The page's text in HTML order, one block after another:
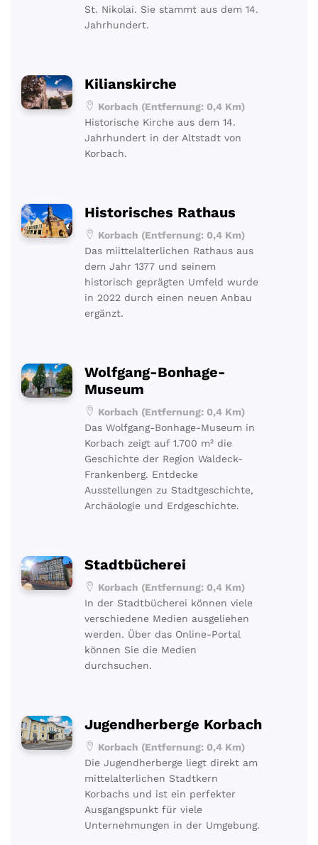
St. Nikolai. Sie stammt aus dem 14.
Jahrhundert.
Kilianskirche
Korbach (Entfernung: 0,4 Km)
Historische Kirche aus dem 14.
Jahrhundert in der Altstadt von
Korbach.
Historisches Rathaus
Korbach (Entfernung: 0,4 Km)
Das miittelalterlichen Rathaus aus
dem Jahr 1377 und seinem
historisch geprägten Umfeld wurde
in 2022 durch einen neuen Anbau
ergänzt.
Wolfgang-Bonhage-
Museum
Korbach (Entfernung: 0,4 Km)
Das Wolfgang-Bonhage-Museum in
Korbach zeigt auf 1.700 m² die
Geschichte der Region Waldeck-
Frankenberg. Entdecke
Ausstellungen zu Stadtgeschichte,
Archäologie und Erdgeschichte.
Stadtbücherei
Korbach (Entfernung: 0,4 Km)
In der Stadtbücherei können viele
verschiedene Medien ausgeliehen
werden. Über das Online-Portal
können Sie die Medien
durchsuchen.
Jugendherberge Korbach
Korbach (Entfernung: 0,4 Km)
Die Jugendherberge liegt direkt am
mittelalterlichen Stadtkern
Korbachs und ist ein perfekter
Ausgangspunkt für viele
Unternehmungen in der Umgebung.